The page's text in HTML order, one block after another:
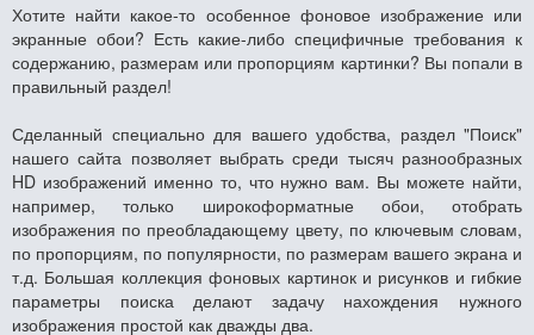
Хотите найти какое-то особенное фоновое изображение или
экранные обои? Есть какие-либо специфичные требования к
содержанию, размерам или пропорциям картинки? Вы попали в
правильный раздел!
Сделанный специально для вашего удобства, раздел "Поиск"
нашего сайта позволяет выбрать среди тысяч разнообразных
HD изображений именно то, что нужно вам. Вы можете найти,
например, только широкоформатные обои, отобрать
изображения по преобладающему цвету, по ключевым словам,
по пропорциям, по популярности, по размерам вашего экрана и
т.д. Большая коллекция фоновых картинок и рисунков и гибкие
параметры поиска делают задачу нахождения нужного
изображения простой как дважды два.